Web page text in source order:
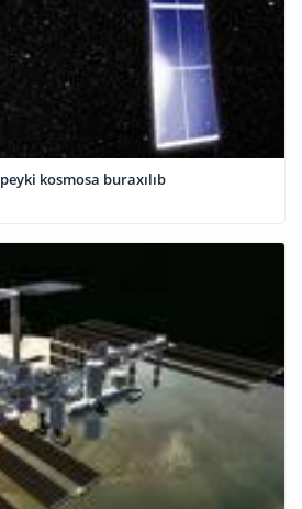
kosmosa buraxılıb